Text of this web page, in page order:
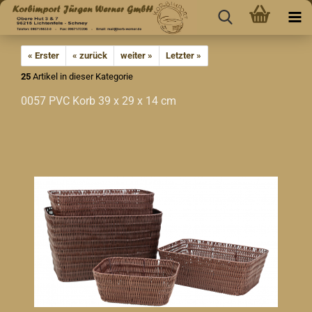
« Erster « zurück weiter »
Letzter »
25 Artikel in dieser Kategorie
0057 PVC Korb 39 x 29 x 14 cm